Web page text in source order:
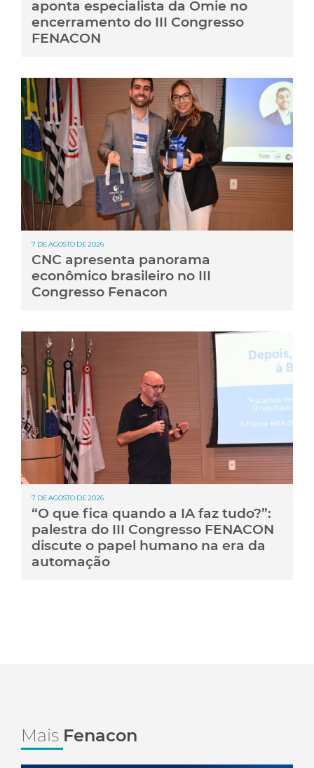
aponta especialista da Omie no
encerramento do III Congresso
FENACON
7 DE AGOSTO DE 2026
CNC apresenta panorama
econômico brasileiro no III
Congresso Fenacon
7 DE AGOSTO DE 2026
“O que fica quando a IA faz tudo?”:
palestra do III Congresso FENACON
discute o papel humano na era da
automação
Mais Fenacon